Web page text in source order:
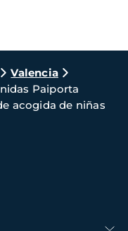
Valencia
Paiporta
acogida de niñas